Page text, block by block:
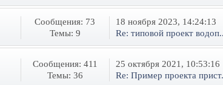
Сообщения: 73
Темы: 9
18 ноября 2023, 14:24:13
Re: типовой проект
Сообщения: 411
Темы: 36
25 октября 2021, 10:53:16
Re: Пример проекта